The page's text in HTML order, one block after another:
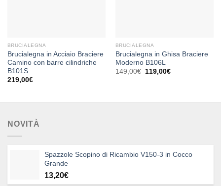
BRUCIALEGNA
Brucialegna in Acciaio Braciere
Camino con barre cilindriche
B101S
219,00€
BRUCIALEGNA
Brucialegna in Ghisa Braciere
Moderno B106L
149,00€
Il
119,00€Il
NOVITÀ
Spazzole Scopino di Ricambio V150-3 in Cocco
Grande
13,20€